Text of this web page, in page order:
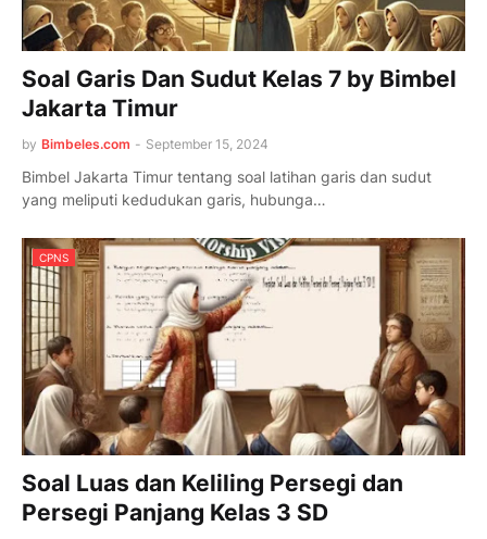
Soal Garis Dan Sudut Kelas 7 by Bimbel
Jakarta Timur
by Bimbeles.com - September 15, 2024
Bimbel Jakarta Timur tentang soal latihan garis dan sudut
yang meliputi kedudukan garis, hubunga…
CPNS
Soal Luas dan Keliling Persegi dan
Persegi Panjang Kelas 3 SD